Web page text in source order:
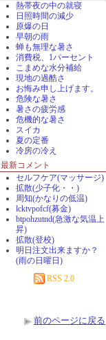
熱帯夜の中の就寝
日照時間の減少
原爆の日
早朝の雨
蝉も無理な暑さ
消費税、1パーセント
こまめな水分補給
現地の過酷さ
お悔み申し上げます。
危険な暑さ
暑さの疲労感
危機的な暑さ
スイカ
夏の定番
冷房の冷え
最新コメント
セルフケア(マッサージ)
拡散(少子化・・)
周知(かなりの低温)
lcktvpofcf(募金)
btpohzutnd(急激な気温上
昇)
拡散(登校)
明日注文出来ますか？
(雨の日曜日)
RSS 2.0
前のページに戻る